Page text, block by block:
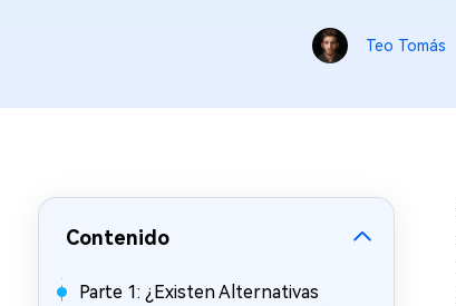
Teo Tomás
Contenido
Parte 1: ¿Existen Alternativas